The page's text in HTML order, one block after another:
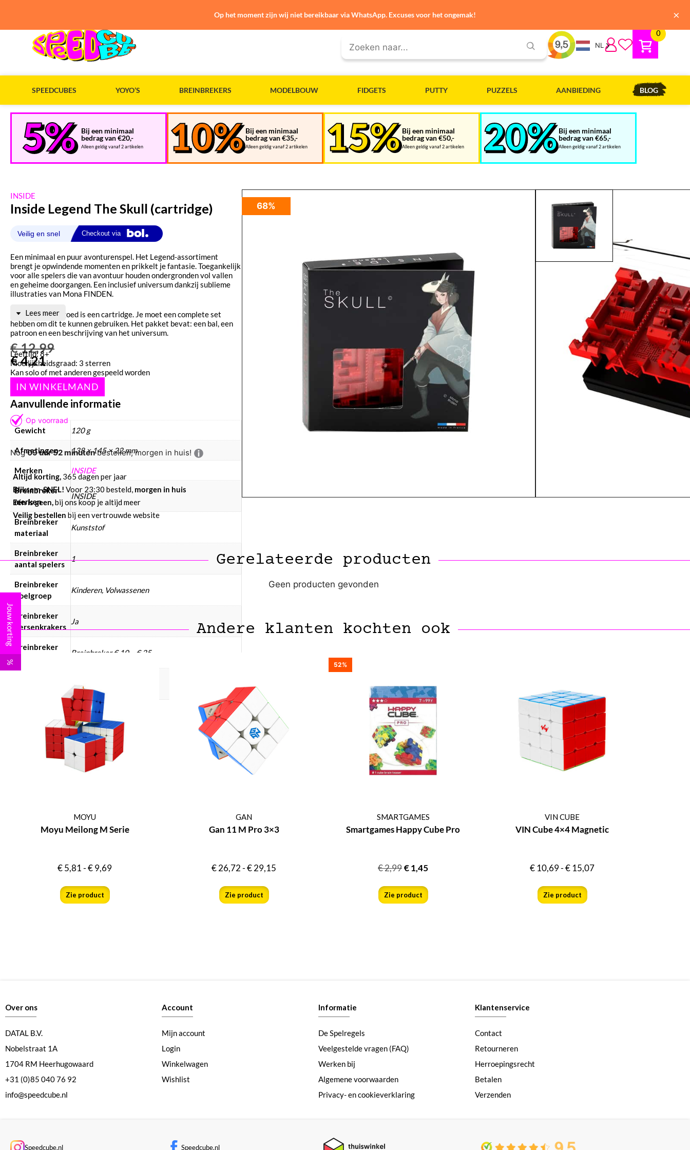
NL
0
SPEEDCUBES YOYO’S BREINBREKERS MODELBOUW FIDGETS PUTTY PUZZELS AANBIEDING BLOG
Bij een minimaal
bedrag van €20,-
Alleen geldig vanaf 2 artikelen
Bij een minimaal
bedrag van €35,-
Alleen geldig vanaf 2 artikelen
Bij een minimaal
bedrag van €50,-
Alleen geldig vanaf 2 artikelen
Bij een minimaal
bedrag van €65,-
Alleen geldig vanaf 2 artikelen
INSIDE
Inside Legend The Skull (cartridge)
Een minimaal en puur avonturenspel. Het Legend-assortiment
brengt je opwindende momenten en prikkelt je fantasie. Toegankelijk
voor alle spelers die van avontuur houden ondergronden vol vallen
en geheime doorgangen. Een inclusief universum dankzij sublieme
illustraties van Mona FINDEN.
Let opdit speelgoed is een cartridge. Je moet een complete set
hebben om dit te kunnen gebruiken. Het pakket bevat: een bal, een
patroon en een beschrijving van het universum.
Leeftijd: 8+
Moeilijkheidsgraad: 3 sterren
Kan solo of met anderen gespeeld worden
Made In France
Aanvullende informatie
Gewicht 120 g
Afmetingen 138 × 145 × 22 mm
Merken INSIDE
Breinbreker
merken
INSIDE
Breinbreker
materiaal
Kunststof
Breinbreker
aantal spelers
1
Breinbreker
doelgroep
Kinderen, Volwassenen
Breinbreker
hersenkrakers
Ja
Breinbreker
Breinbreker € 10 – € 25
Lees meer
€12,99
€4,21
Nog09 uur 52 minutenbestellen, morgen in huis!
Altijd korting, 365 dagen per jaar
Bliksem-SNEL! Voor 23:30 besteld, morgen in huis
Eén is geen,bij ons koop je altijd meer
Veilig bestellenbij een vertrouwde website
68%
Gerelateerde producten
Geen producten gevonden
Andere klanten kochten ook
MOYU
Moyu Meilong M Serie
€5,81-€9,69
Zie product
GAN
Gan 11 M Pro 3×3
€26,72-€29,15
Zie product
52%
SMARTGAMES
Smartgames Happy Cube Pro
€2,99€1,45
Zie product
VIN CUBE
VIN Cube 4×4 Magnetic
€10,69-€15,07
Zie product
Over ons
DATAL B.V.
Nobelstraat 1A
1704 RM Heerhugowaard
+31 (0)85 040 76 92
info@speedcube.nl
Account
Mijn account
Login
Winkelwagen
Wishlist
Informatie
De Spelregels
Veelgestelde vragen (FAQ)
Werken bij
Algemene voorwaarden
Privacy- en cookieverklaring
Klantenservice
Contact
Retourneren
Herroepingsrecht
Betalen
Verzenden
Speedcube.nl Speedcube.nl
Jouw korting
%
Op het moment zijn wij niet bereikbaar via WhatsApp. Excuses voor het ongemak! ×